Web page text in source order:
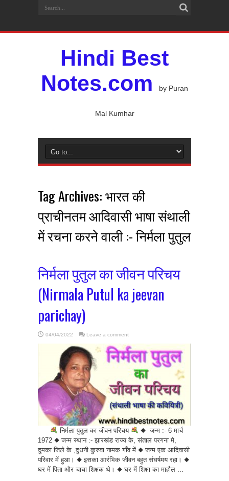
Hindi Best
Notes.com
by Puran
Mal Kumhar
Tag Archives:भारत की
प्राचीनतम आदिवासी भाषा संथाली
में रचना करने वाली :- निर्मला पुतुल
निर्मला पुतुल का जीवन परिचय
(Nirmala Putul ka jeevan
parichay)
04/04/2022 Leave a comment
निर्मला पुतुल का जीवन परिचय
◆ जन्म :- 6 मार्च
1972 ◆ जन्म स्थान :- झारखंड राज्य के, संताल परगना मे,
दुमका जिले के ,दुधनी कुरुवा नामक गाँव में ◆ जन्म एक आदिवासी
परिवार में हुआ। ◆ इसका आरंभिक जीवन बहुत संघर्षमय रहा। ◆
घर में पिता और चाचा शिक्षक थे। ◆ घर में शिक्षा का माहौल ...